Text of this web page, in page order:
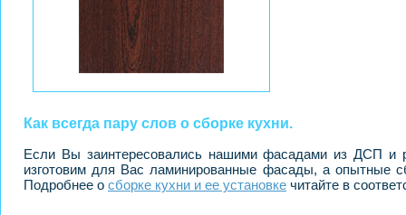
Как всегда пару слов о сборке кухни.
Если Вы заинтересовались нашими фасадами из ДСП и
изготовим для Вас ламинированные фасады, а опытные
Подробнее о сборке кухни и ее установке читайте в